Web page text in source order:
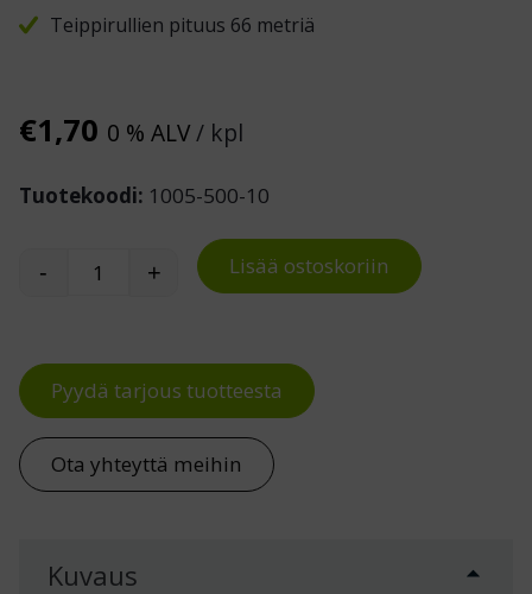
Teippirullien pituus 66 metriä
€1,70 0 % ALV/ kpl
Tuotekoodi: 1005-500-10
Pakkausteippi PP-äänetön, kirkas 38mm määrä
- + Lisää ostoskoriin
Pyydä tarjous tuotteesta
Ota yhteyttä meihin
Kuvaus